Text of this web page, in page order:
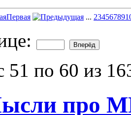
Первая ... 23456789
51 по 60 из
про